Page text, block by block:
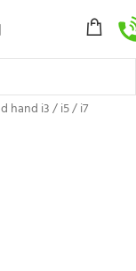
hand i3 / i5 / i7